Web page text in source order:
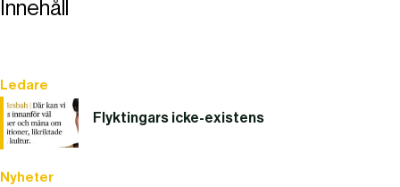
Innehåll
Ledare
Flyktingars icke-existens
Nyheter